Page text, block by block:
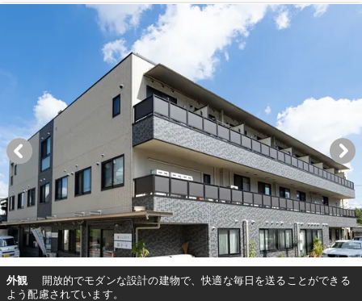
外観
開放的でモダンな設計の建物で、快適な毎日を送ることができる
よう配慮されています。